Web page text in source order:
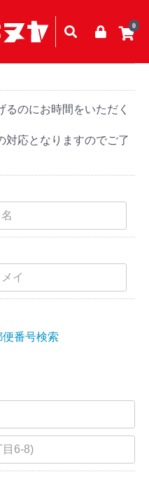
0
のにお時間をいただく
対応となりますのでご了
便番号検索